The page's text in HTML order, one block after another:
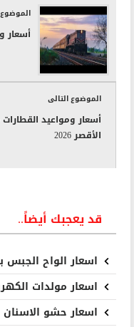
أسعار
الموضوع التالى
أسعار ومواعيد
الأقصر 2026
قد يعجبك أيضاً..
اسعار الواح الجبس
اسعار مولدات
اسعار حشو الاسنان